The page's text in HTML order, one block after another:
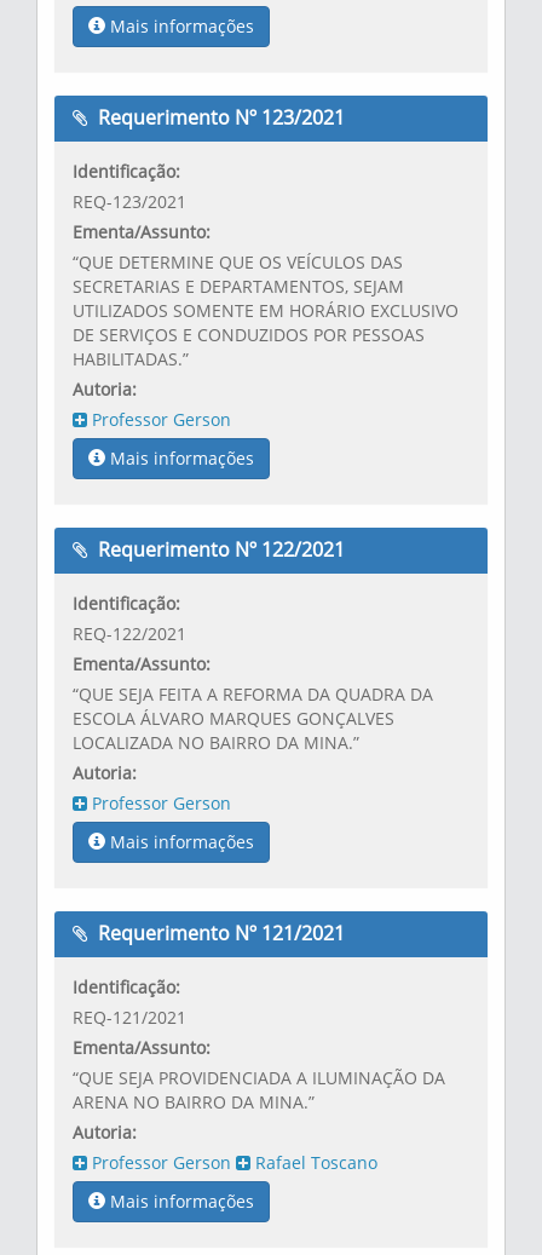
Mais informações
Requerimento Nº 123/2021
Identificação:
REQ-123/2021
Ementa/Assunto:
“QUE DETERMINE QUE OS VEÍCULOS DAS
SECRETARIAS E DEPARTAMENTOS, SEJAM
UTILIZADOS SOMENTE EM HORÁRIO EXCLUSIVO
DE SERVIÇOS E CONDUZIDOS POR PESSOAS
HABILITADAS.”
Autoria:
Professor Gerson
Mais informações
Requerimento Nº 122/2021
Identificação:
REQ-122/2021
Ementa/Assunto:
“QUE SEJA FEITA A REFORMA DA QUADRA DA
ESCOLA ÁLVARO MARQUES GONÇALVES
LOCALIZADA NO BAIRRO DA MINA.”
Autoria:
Professor Gerson
Mais informações
Requerimento Nº 121/2021
Identificação:
REQ-121/2021
Ementa/Assunto:
“QUE SEJA PROVIDENCIADA A ILUMINAÇÃO DA
ARENA NO BAIRRO DA MINA.”
Autoria:
Professor Gerson
Rafael Toscano
Mais informações